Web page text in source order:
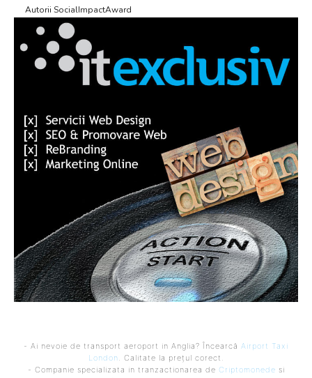
Autorii SocialImpactAward
- Ai nevoie de transport aeroport in Anglia? Încearcă Airport Taxi
London. Calitate la prețul corect.
- Companie specializata in tranzactionarea de Criptomonede si